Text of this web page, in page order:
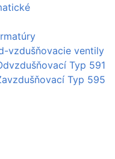
vzdušňovacie ventily
Typ 591
Typ 595